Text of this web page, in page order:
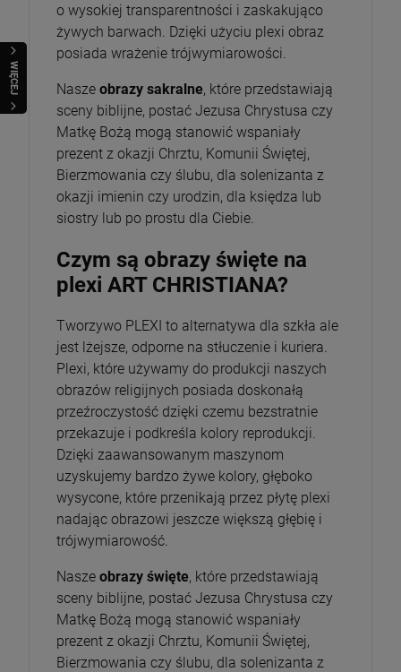
WIĘCEJ
o wysokiej transparentności i zaskakująco
żywych barwach. Dzięki użyciu plexi obraz
posiada wrażenie trójwymiarowości.
Nasze obrazy sakralne, które przedstawiają
sceny biblijne, postać Jezusa Chrystusa czy
Matkę Bożą mogą stanowić wspaniały
prezent z okazji Chrztu, Komunii Świętej,
Bierzmowania czy ślubu, dla solenizanta z
okazji imienin czy urodzin, dla księdza lub
siostry lub po prostu dla Ciebie.
Czym są obrazy święte na
plexi ART CHRISTIANA?
Tworzywo PLEXI to alternatywa dla szkła ale
jest lżejsze, odporne na stłuczenie i kuriera.
Plexi, które używamy do produkcji naszych
obrazów religijnych posiada doskonałą
przeźroczystość dzięki czemu bezstratnie
przekazuje i podkreśla kolory reprodukcji.
Dzięki zaawansowanym maszynom
uzyskujemy bardzo żywe kolory, głęboko
wysycone, które przenikają przez płytę plexi
nadając obrazowi jeszcze większą głębię i
trójwymiarowość.
Nasze obrazy święte, które przedstawiają
sceny biblijne, postać Jezusa Chrystusa czy
Matkę Bożą mogą stanowić wspaniały
prezent z okazji Chrztu, Komunii Świętej,
Bierzmowania czy ślubu, dla solenizanta z